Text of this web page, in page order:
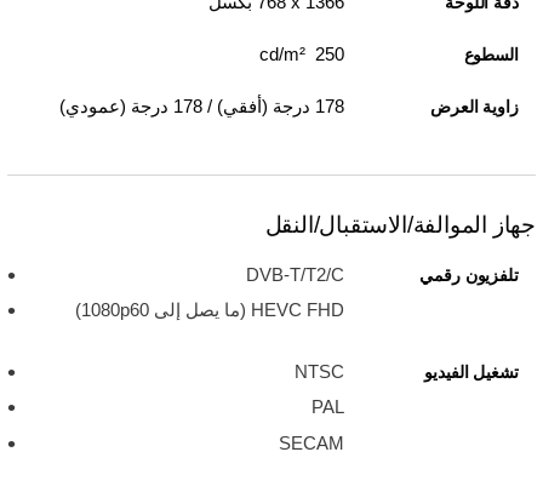
السطوع 250 cd/m²
زاوية العرض 178 درجة (أفقي) / 178 درجة (عمودي)
جهاز الموالفة/الاستقبال/النقل
تلفزيون رقمي
DVB-T/T2/C
HEVC FHD ‏(ما يصل إلى 1080p60)
تشغيل الفيديو
NTSC
PAL
SECAM